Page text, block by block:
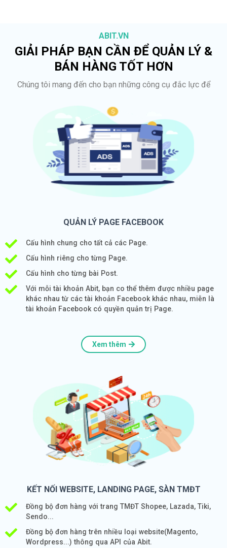
ABIT.VN
GIẢI PHÁP BẠN CẦN ĐỂ QUẢN LÝ &
BÁN HÀNG TỐT HƠN
Chúng tôi mang đến cho bạn những công cụ đắc lực để
QUẢN LÝ PAGE FACEBOOK
Cấu hình chung cho tất cả các Page.
Cấu hình riêng cho từng Page.
Cấu hình cho từng bài Post.
Với mỗi tài khoản Abit, bạn co thể thêm được nhiều page
khác nhau từ các tài khoản Facebook khác nhau, miễn là
tài khoản Facebook có quyền quản trị Page.
Xem thêm
KẾT NỐI WEBSITE, LANDING PAGE, SÀN TMĐT
Đồng bộ đơn hàng với trang TMĐT Shopee, Lazada, Tiki,
Sendo...
Đồng bộ đơn hàng trên nhiều loại website(Magento,
Wordpress...) thông qua API của Abit.